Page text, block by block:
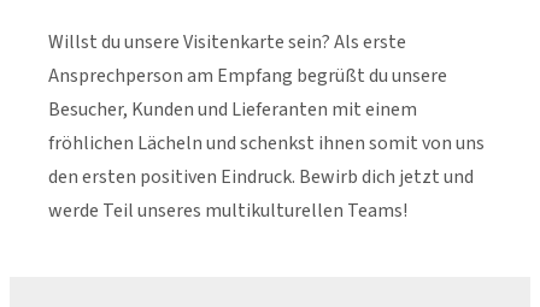
Willst du unsere Visitenkarte sein? Als erste
Ansprechperson am Empfang begrüßt du unsere
Besucher, Kunden und Lieferanten mit einem
fröhlichen Lächeln und schenkst ihnen somit von uns
den ersten positiven Eindruck. Bewirb dich jetzt und
werde Teil unseres multikulturellen Teams!